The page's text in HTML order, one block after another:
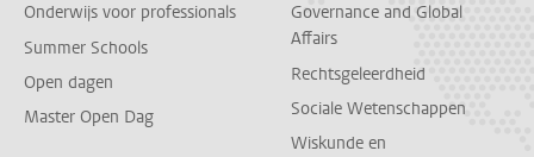
Onderwijs voor professionals
Summer Schools
Open dagen
Master Open Dag
Governance and Global
Affairs
Rechtsgeleerdheid
Sociale Wetenschappen
Wiskunde en